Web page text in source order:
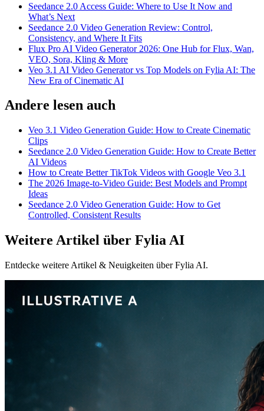
Seedance 2.0 Access Guide: Where to Use It Now and
What’s Next
Seedance 2.0 Video Generation Review: Control,
Consistency, and Where It Fits
Flux Pro AI Video Generator 2026: One Hub for Flux, Wan,
VEO, Sora, Kling & More
Veo 3.1 AI Video Generator vs Top Models on Fylia AI: The
New Era of Cinematic AI
Andere lesen auch
Veo 3.1 Video Generation Guide: How to Create Cinematic
Clips
Seedance 2.0 Video Generation Guide: How to Create Better
AI Videos
How to Create Better TikTok Videos with Google Veo 3.1
The 2026 Image-to-Video Guide: Best Models and Prompt
Ideas
Seedance 2.0 Video Generation Guide: How to Get
Controlled, Consistent Results
Weitere Artikel über Fylia AI
Entdecke weitere Artikel & Neuigkeiten über Fylia AI.